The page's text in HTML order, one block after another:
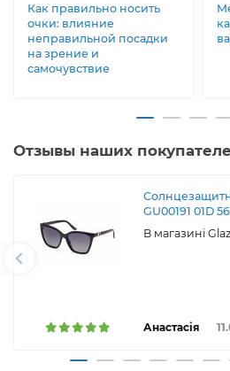
Как правильно носить
очки: влияние
неправильной посадки
на зрение и
самочувствие
Отзывы наших
GU00191 01D 56
В магазині
Анастасія